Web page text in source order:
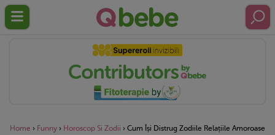
Home › Funny › Horoscop Si Zodii › Cum Își Distrug Zodiile Relațiile Amoroase